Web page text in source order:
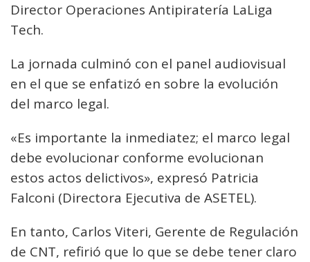
Director Operaciones Antipiratería LaLiga
Tech.
La jornada culminó con el panel audiovisual
en el que se enfatizó en sobre la evolución
del marco legal.
«Es importante la inmediatez; el marco legal
debe evolucionar conforme evolucionan
estos actos delictivos», expresó Patricia
Falconi (Directora Ejecutiva de ASETEL).
En tanto, Carlos Viteri, Gerente de Regulación
de CNT, refirió que lo que se debe tener claro